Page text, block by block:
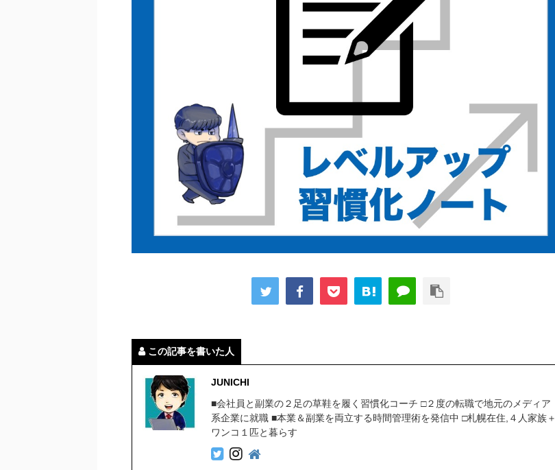
この記事を書いた人
JUNICHI
■会社員と副業の２足の草鞋を履く習慣化コーチ □２度の転職で地元のメディア
系企業に就職 ■本業＆副業を両立する時間管理術を発信中 □札幌在住,４人家族＋
ワンコ１匹と暮らす